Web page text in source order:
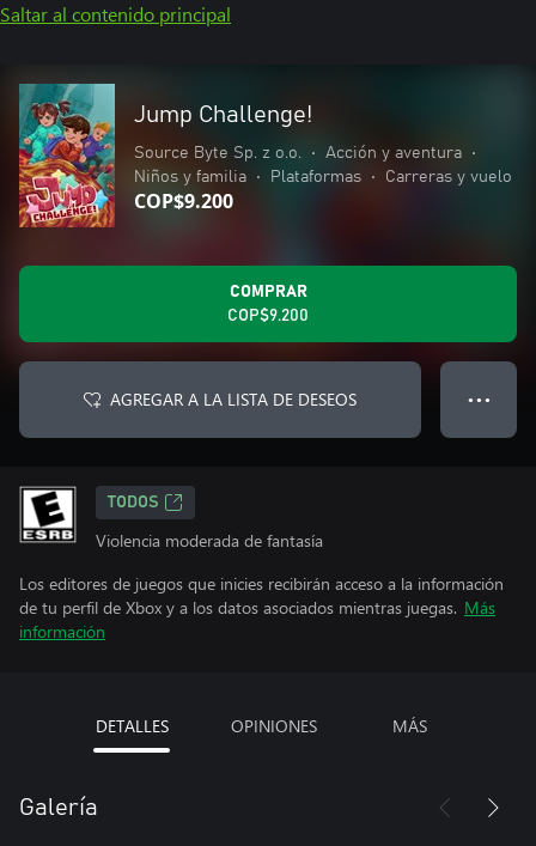
Saltar al contenido principal
Jump Challenge!
Source Byte Sp. z o.o. • Acción y aventura
•
Niños y familia
• Plataformas • Carreras y vuelo
COP$9.200
COMPRAR
COP$9.200
AGREGAR A LA LISTA DE DESEOS ● ● ●
TODOS
Violencia moderada de fantasía
Los editores de juegos que inicies recibirán acceso a la información
de tu perfil de Xbox y a los datos asociados mientras juegas. Más
información
DETALLES OPINIONES MÁS
Galería